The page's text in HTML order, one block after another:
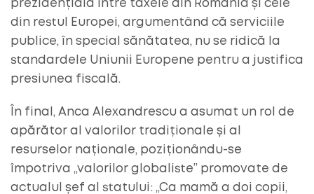
prezidențială între taxele din România și cele
din restul Europei, argumentând că serviciile
publice, în special sănătatea, nu se ridică la
standardele Uniunii Europene pentru a justifica
presiunea fiscală.
În final, Anca Alexandrescu a asumat un rol de
apărător al valorilor tradiționale și al
resurselor naționale, poziționându-se
împotriva „valorilor globaliste” promovate de
actualul șef al statului: „Ca mamă a doi copii,